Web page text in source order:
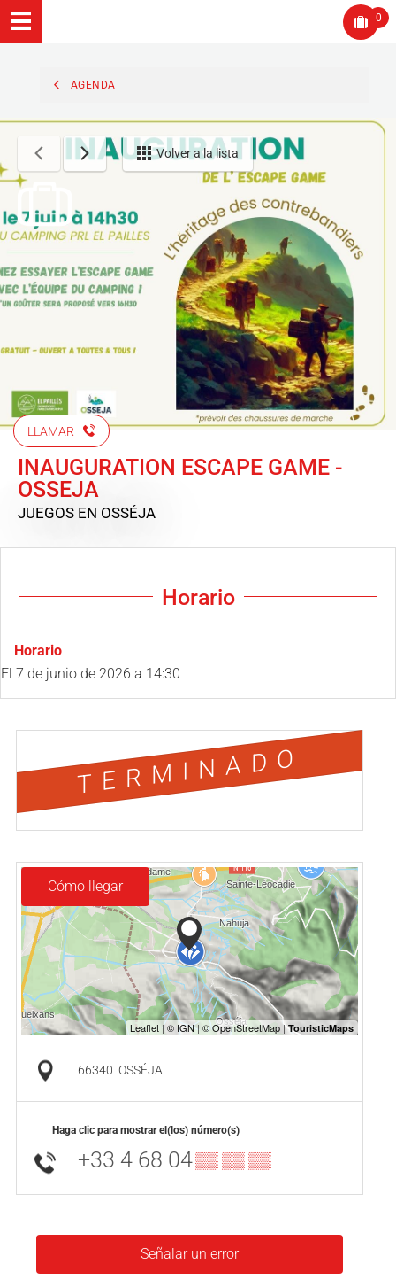
0
AGENDA
Volver a la lista
LLAMAR
INAUGURATION ESCAPE GAME -
OSSEJA
JUEGOS EN OSSÉJA
Horario
Horario
El 7 de junio de 2026 a 14:30
TERMINADO
Cómo llegar
66340 OSSÉJA
Haga clic para mostrar el(los) número(s)
+33 4 68 04▒▒ ▒▒ ▒▒
Señalar un error